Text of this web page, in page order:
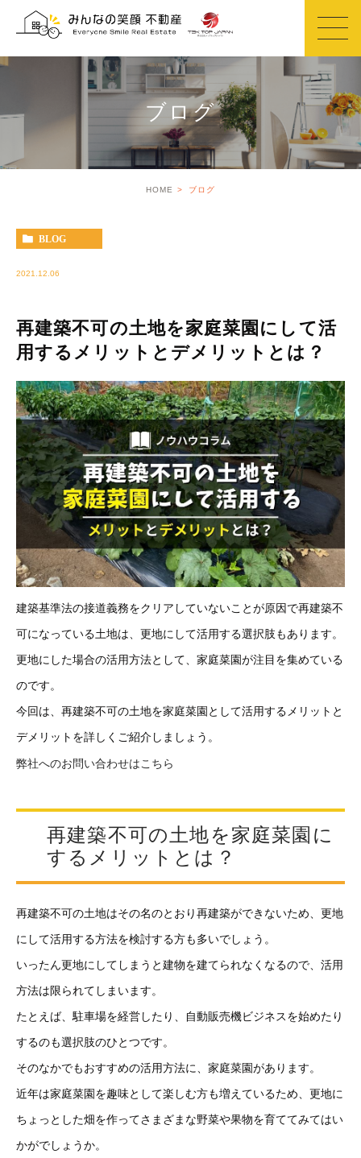
ブログ
HOME ブログ
BLOG
2021.12.06
再建築不可の土地を家庭菜園にして活
用するメリットとデメリットとは？
建築基準法の接道義務をクリアしていないことが原因で再建築不
可になっている土地は、更地にして活用する選択肢もあります。
更地にした場合の活用方法として、家庭菜園が注目を集めている
のです。
今回は、再建築不可の土地を家庭菜園として活用するメリットと
デメリットを詳しくご紹介しましょう。
弊社へのお問い合わせはこちら
再建築不可の土地を家庭菜園に
するメリットとは？
再建築不可の土地はその名のとおり再建築ができないため、更地
にして活用する方法を検討する方も多いでしょう。
いったん更地にしてしまうと建物を建てられなくなるので、活用
方法は限られてしまいます。
たとえば、駐車場を経営したり、自動販売機ビジネスを始めたり
するのも選択肢のひとつです。
そのなかでもおすすめの活用方法に、家庭菜園があります。
近年は家庭菜園を趣味として楽しむ方も増えているため、更地に
ちょっとした畑を作ってさまざまな野菜や果物を育ててみてはい
かがでしょうか。